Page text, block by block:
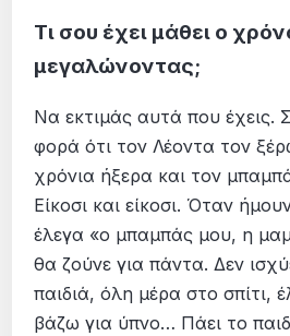
Τι σου έχει μάθει ο
μεγαλώνοντας;
Να εκτιμάς αυτά που έχεις.
φορά ότι τον Λέοντα τον
χρόνια ήξερα και τον
Είκοσι και είκοσι. Όταν
έλεγα «ο μπαμπάς μου, η
θα ζούνε για πάντα. Δεν
παιδιά, όλη μέρα στο σπίτι,
βάζω για ύπνο… Πάει το